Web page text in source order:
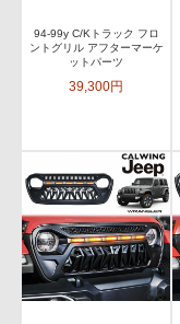
94-99y C/Kトラック フロ
ントグリル アフターマーケ
ットパーツ
39,300円